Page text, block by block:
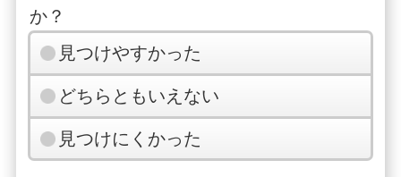
か？
見つけやすかった
どちらともいえない
見つけにくかった